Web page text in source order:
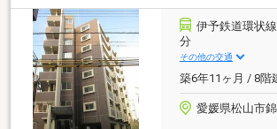
伊予鉄道環状
分
その他の交通
築6年11ヶ月 / 8階
愛媛県松山市